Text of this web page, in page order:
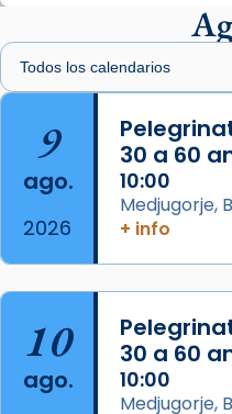
de Barcelona.
2 weeks ago
Aquest dilluns, 27
missa d’acció de
comitè
del Sant Pare Lleó
col·laboradors, a la
L’arquebisbe de
Josep Omella, ha
concelebrat el bisbe
9
ago.
2026
30 a 60
10:00
Medjugorje,
+ info
10
ago.
30 a 60
10:00
Medjugorje,